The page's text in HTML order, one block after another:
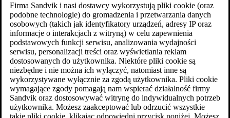
Firma Sandvik i nasi dostawcy wykorzystują pliki cookie (oraz
podobne technologie) do gromadzenia i przetwarzania danych
osobowych (takich jak identyfikatory urządzeń, adresy IP oraz
informacje o interakcjach z witryną) w celu zapewnienia
podstawowych funkcji serwisu, analizowania wydajności
serwisu, personalizacji treści oraz wyświetlania reklam
dostosowanych do użytkownika. Niektóre pliki cookie są
niezbędne i nie można ich wyłączyć, natomiast inne są
wykorzystywane wyłącznie za zgodą użytkownika. Pliki cookie
wymagające zgody pomagają nam wspierać działalność firmy
Sandvik oraz dostosowywać witrynę do indywidualnych potrzeb
użytkownika. Możesz zaakceptować lub odrzucić wszystkie
takie pliki cookie, klikając odpowiedni przycisk poniżej. Możesz